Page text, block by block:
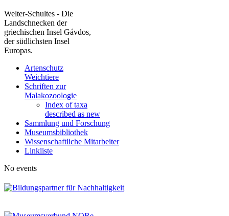
Welter-Schultes - Die
Landschnecken der
griechischen Insel Gávdos,
der südlichsten Insel
Europas.
Artenschutz
Weichtiere
Schriften zur
Malakozoologie
Index of taxa
described as new
Sammlung und Forschung
Museumsbibliothek
Wissenschaftliche Mitarbeiter
Linkliste
No events